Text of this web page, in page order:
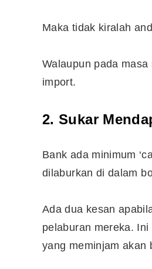
Maka tidak kiralah
Walaupun pada
import.
2. Sukar
Bank ada minimum
dilaburkan di dalam
Ada dua kesan
pelaburan mereka. Ini
yang meminjam akan